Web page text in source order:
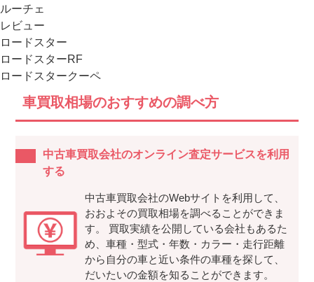
ルーチェ
レビュー
ロードスター
ロードスターRF
ロードスタークーペ
車買取相場のおすすめの調べ方
中古車買取会社のオンライン査定サービスを利用
する
中古車買取会社のWebサイトを利用して、
おおよその買取相場を調べることができま
す。 買取実績を公開している会社もあるた
め、車種・型式・年数・カラー・走行距離
から自分の車と近い条件の車種を探して、
だいたいの金額を知ることができます。